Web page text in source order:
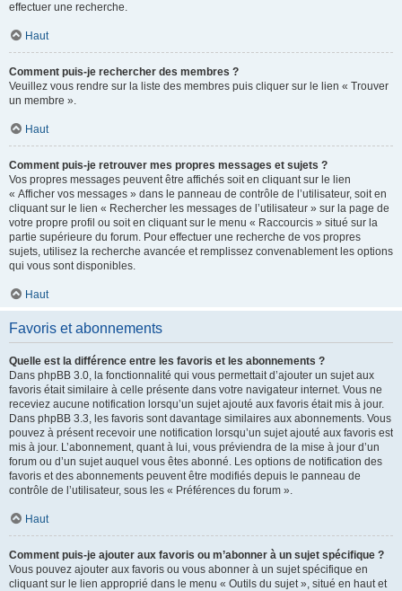
effectuer une recherche.
Haut
Comment puis-je rechercher des membres ?
Veuillez vous rendre sur la liste des membres puis cliquer sur le lien « Trouver
un membre ».
Haut
Comment puis-je retrouver mes propres messages et sujets ?
Vos propres messages peuvent être affichés soit en cliquant sur le lien
« Afficher vos messages » dans le panneau de contrôle de l’utilisateur, soit en
cliquant sur le lien « Rechercher les messages de l’utilisateur » sur la page de
votre propre profil ou soit en cliquant sur le menu « Raccourcis » situé sur la
partie supérieure du forum. Pour effectuer une recherche de vos propres
sujets, utilisez la recherche avancée et remplissez convenablement les options
qui vous sont disponibles.
Haut
Favoris et abonnements
Quelle est la différence entre les favoris et les abonnements ?
Dans phpBB 3.0, la fonctionnalité qui vous permettait d’ajouter un sujet aux
favoris était similaire à celle présente dans votre navigateur internet. Vous ne
receviez aucune notification lorsqu’un sujet ajouté aux favoris était mis à jour.
Dans phpBB 3.3, les favoris sont davantage similaires aux abonnements. Vous
pouvez à présent recevoir une notification lorsqu’un sujet ajouté aux favoris est
mis à jour. L’abonnement, quant à lui, vous préviendra de la mise à jour d’un
forum ou d’un sujet auquel vous êtes abonné. Les options de notification des
favoris et des abonnements peuvent être modifiés depuis le panneau de
contrôle de l’utilisateur, sous les « Préférences du forum ».
Haut
Comment puis-je ajouter aux favoris ou m’abonner à un sujet spécifique ?
Vous pouvez ajouter aux favoris ou vous abonner à un sujet spécifique en
cliquant sur le lien approprié dans le menu « Outils du sujet », situé en haut et